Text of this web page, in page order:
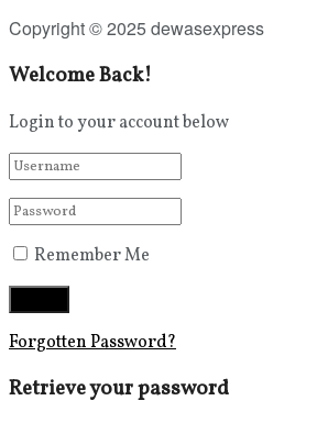
Copyright © 2025 dewasexpress
Welcome Back!
Login to your account below
Remember Me
Forgotten Password?
Retrieve your password